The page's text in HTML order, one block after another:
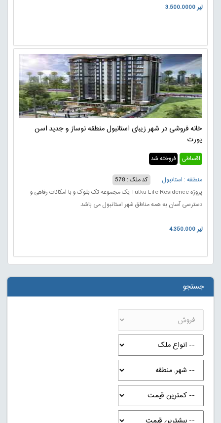
3.500.0000 لیر
خانه فروشی در شهر زیبای استانبول منطقه نوساز و جدید اسن
یورت
اقساطی فروخته شد
منطقه : استانبول
کد ملک : 578
پروژه Tutku Life Residence یک مجموعه تک بلوک و با امکانات رفاهی و
دسترسی آسان به همه مناطق شهر استانبول می باشد.
4.350.000 لیر
جستجو